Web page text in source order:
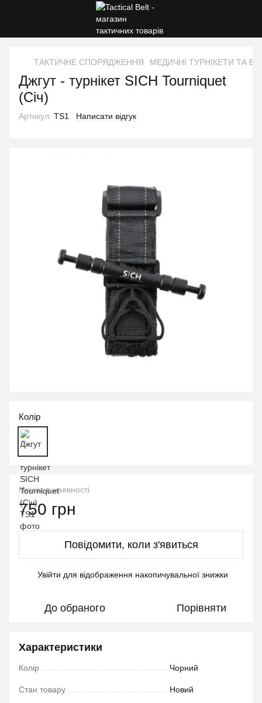
ТАКТИЧНЕ СПОРЯДЖЕННЯ МЕДИЧНІ ТУРНІКЕТИ ТА
Джгут - турнікет SICH Tourniquet
(Січ)
Артикул: TS1 Написати відгук
Колір
Немає в наявності
750 грн
Повідомити, коли з'явиться
Увійти для відображення накопичувальної знижки
До обраного Порівняти
Характеристики
Колір Чорний
Стан товару Новий